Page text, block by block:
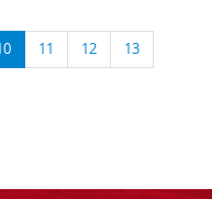
11 12 13